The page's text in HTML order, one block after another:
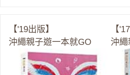
【'19出版】
沖繩親子遊一本就GO
【
沖